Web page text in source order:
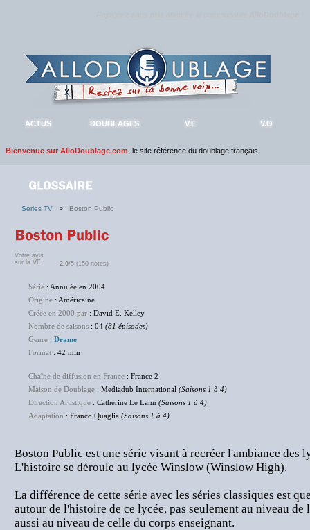
ACTUS DOUBLAGES V.F V.O
Bienvenue sur AlloDoublage.com , le site référence du doublage français.
Series TV > Boston Public
Votre avis
sur la VF :
2.0/5 (150 notes)
Série : Annulée en 2004
Origine : Américaine
Créée en 2000 par : David E. Kelley
Nombre de saisons : 04 (81 épisodes)
Genre : Drame
Format : 42 min
Chaîne de diffusion en France : France 2
Maison de Doublage : Mediadub International (Saisons 1 à 4)
Direction Artistique : Catherine Le Lann (Saisons 1 à 4)
Adaptation : Franco Quaglia (Saisons 1 à 4)
Boston Public est une série visant à recréer l'ambiance des
L'histoire se déroule au lycée Winslow (Winslow High).
La différence de cette série avec les séries classiques est
autour de l'histoire de ce lycée, pas seulement au niveau de
aussi au niveau de celle du corps enseignant.